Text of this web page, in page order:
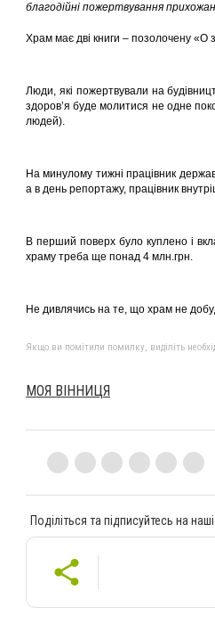
благодійні пожертвування
Храм має дві книги – позолочену «О
Люди, які пожертвували на
здоров’я буде молитися не одне
людей).
На минулому тижні працівник
а в день репортажу, працівник
В перший поверх було куплено і
храму треба ще понад 4 млн.грн.
Не дивлячись на те, що храм не
Якщо ви помітили помилку, виділіть
МОЯ ВІННИЦЯ
Поділіться та підписуйтесь на